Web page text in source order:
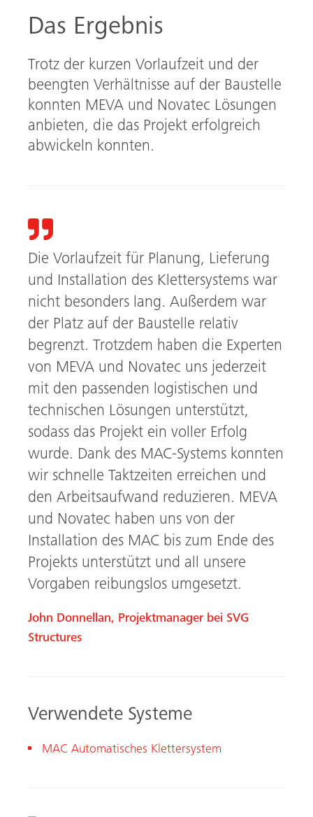
Das Ergebnis
Trotz der kurzen Vorlaufzeit und der
beengten Verhältnisse auf der Baustelle
konnten MEVA und Novatec Lösungen
anbieten, die das Projekt erfolgreich
abwickeln konnten.
Die Vorlaufzeit für Planung, Lieferung
und Installation des Klettersystems war
nicht besonders lang. Außerdem war
der Platz auf der Baustelle relativ
begrenzt. Trotzdem haben die Experten
von MEVA und Novatec uns jederzeit
mit den passenden logistischen und
technischen Lösungen unterstützt,
sodass das Projekt ein voller Erfolg
wurde. Dank des MAC-Systems konnten
wir schnelle Taktzeiten erreichen und
den Arbeitsaufwand reduzieren. MEVA
und Novatec haben uns von der
Installation des MAC bis zum Ende des
Projekts unterstützt und all unsere
Vorgaben reibungslos umgesetzt.
John Donnellan, Projektmanager bei SVG
Structures
Verwendete Systeme
MAC Automatisches Klettersystem